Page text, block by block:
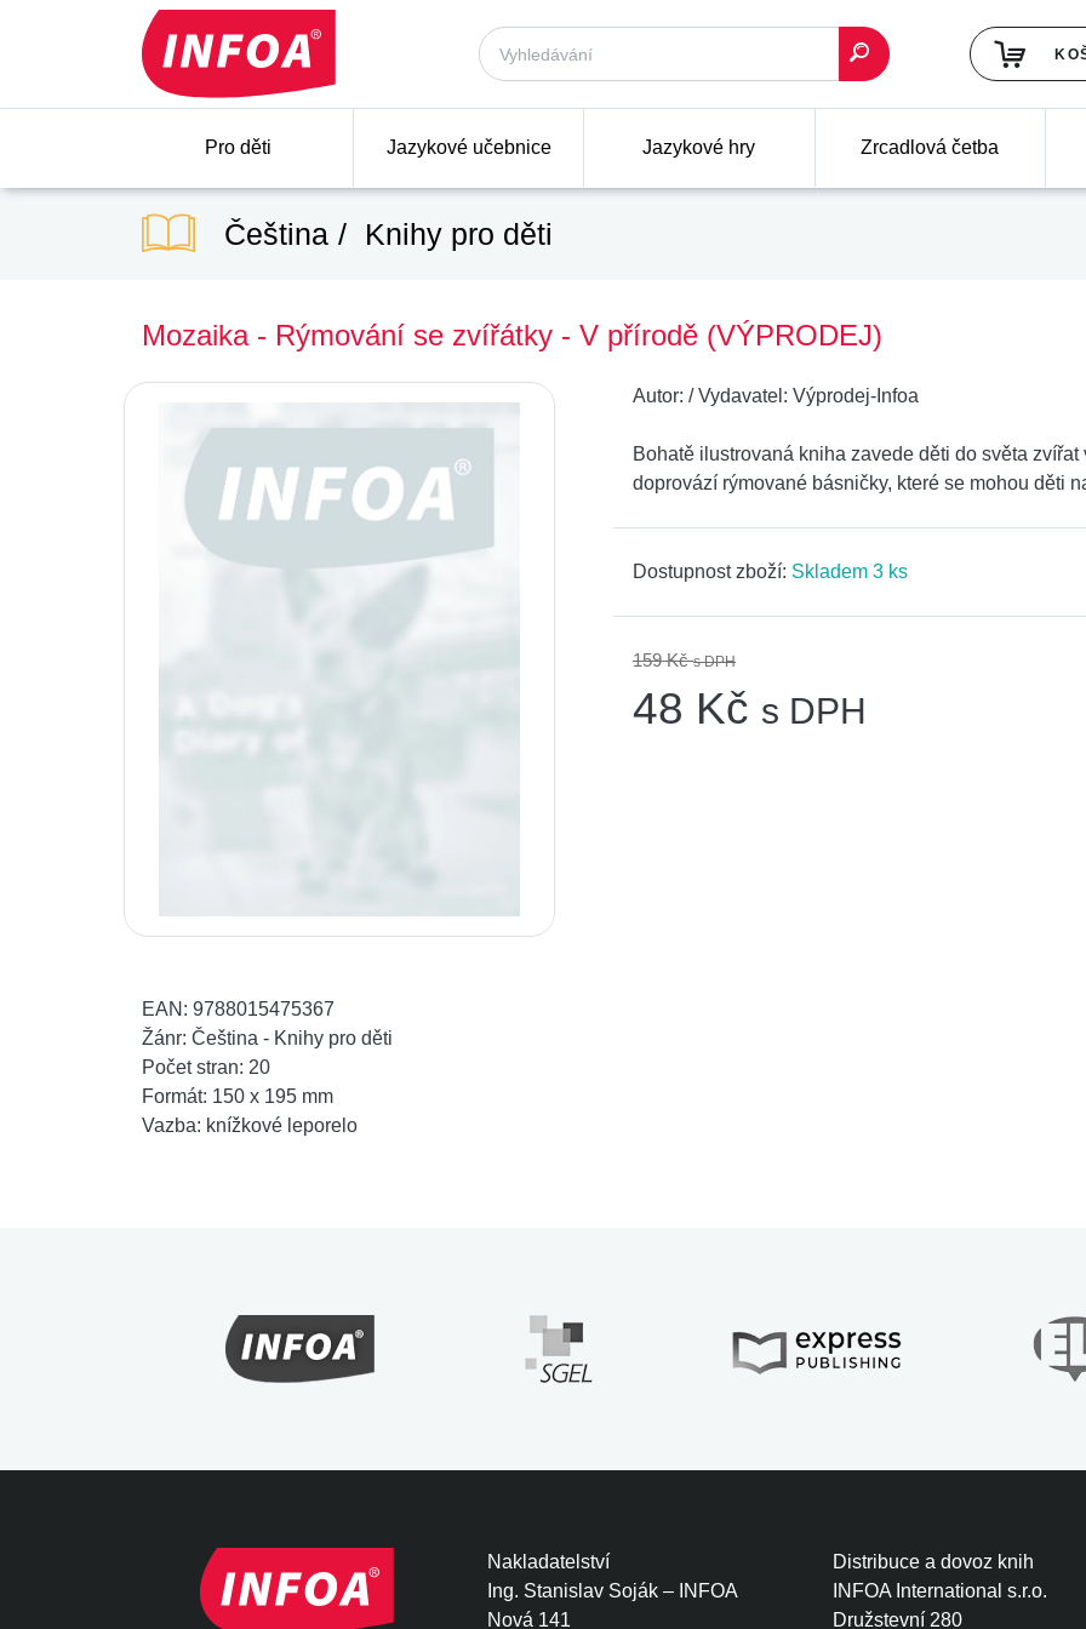
Pro děti Jazykové učebnice Jazykové hry Zrcadlová četba
Čeština Knihy pro děti
Mozaika - Rýmování se zvířátky - V přírodě (VÝPRODEJ)
Autor: /Vydavatel: Výprodej-Infoa
Bohatě ilustrovaná kniha zavede děti do světa
doprovází rýmované básničky, které se mohou děti
Dostupnost zboží: Skladem 3 ks
159 Kčs DPH
48 Kč s DPH
EAN: 9788015475367
Žánr: Čeština - Knihy pro děti
Počet stran: 20
Formát: 150 x 195 mm
Vazba: knížkové leporelo
Nakladatelství
Ing. Stanislav Soják – INFOA
Nová 141
Distribuce a dovoz knih
INFOA International s.r.o.
Družstevní 280